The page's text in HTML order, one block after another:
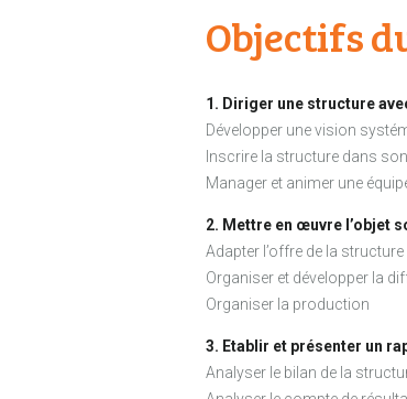
Objectifs
1. Diriger une structure
Développer une vision
Inscrire la structure dans
Manager et animer une
2. Mettre en œuvre l’objet
Adapter l’offre de la
Organiser et développer la
Organiser la production
3. Etablir et présenter un
Analyser le bilan de la